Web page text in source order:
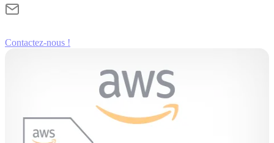
Contactez-nous !